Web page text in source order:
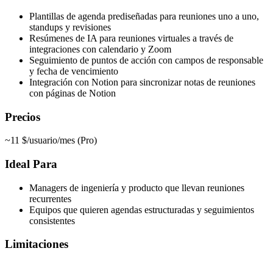
Plantillas de agenda prediseñadas para reuniones uno a uno,
standups y revisiones
Resúmenes de IA para reuniones virtuales a través de
integraciones con calendario y Zoom
Seguimiento de puntos de acción con campos de responsable
y fecha de vencimiento
Integración con Notion para sincronizar notas de reuniones
con páginas de Notion
Precios
~11 $/usuario/mes (Pro)
Ideal Para
Managers de ingeniería y producto que llevan reuniones
recurrentes
Equipos que quieren agendas estructuradas y seguimientos
consistentes
Limitaciones